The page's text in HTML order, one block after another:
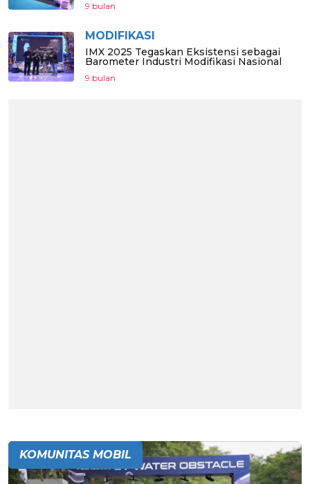
9 bulan
MODIFIKASI
IMX 2025 Tegaskan Eksistensi sebagai
Barometer Industri Modifikasi Nasional
9 bulan
KOMUNITAS MOBIL